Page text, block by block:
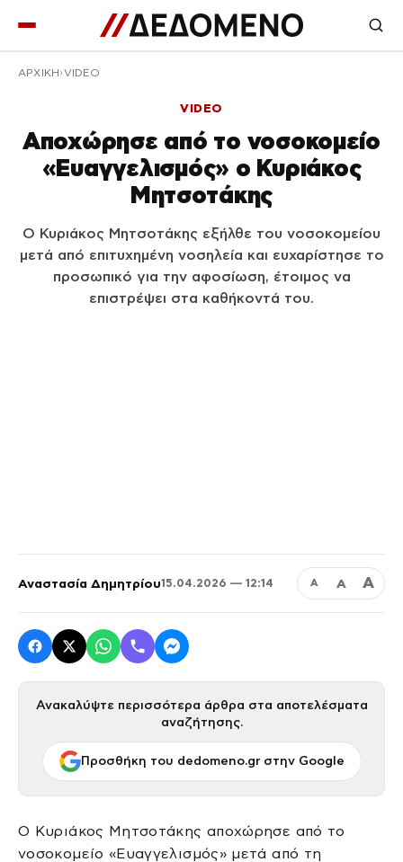
ΑΡΧΙΚΉ VIDEO
VIDEO
Αποχώρησε από το νοσοκομείο
«Ευαγγελισμός» ο Κυριάκος
Μητσοτάκης
Ο Κυριάκος Μητσοτάκης εξήλθε του νοσοκομείου
μετά από επιτυχημένη νοσηλεία και ευχαρίστησε το
προσωπικό για την αφοσίωση, έτοιμος να
επιστρέψει στα καθήκοντά του.
Αναστασία Δημητρίου15.04.2026 — 12:14 Α Α Α
Ανακαλύψτε περισσότερα άρθρα στα αποτελέσματα
αναζήτησης.
Προσθήκη του dedomeno.gr στην Google
Ο Κυριάκος Μητσοτάκης αποχώρησε από το
νοσοκομείο «Ευαγγελισμός» μετά από τη